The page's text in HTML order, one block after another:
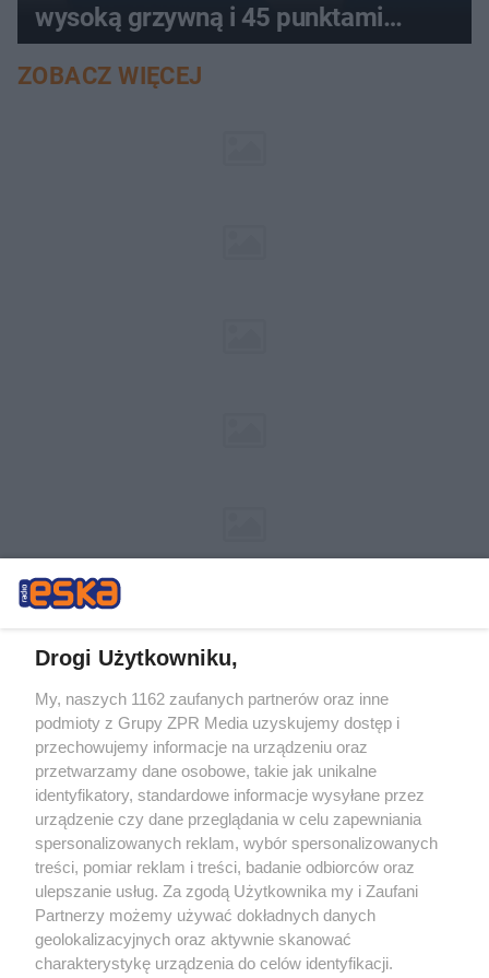
wysoką grzywną i 45 punktami
karnymi
ZOBACZ WIĘCEJ
Żaden utwór zamieszczony w serwisie nie może być powielany i
rozpowszechniany lub dalej rozpowszechniany w jakikolwiek sposób (w
tym także elektroniczny lub mechaniczny) na jakimkolwiek polu
eksploatacji w jakiejkolwiek formie, włącznie z umieszczaniem w
Internecie bez pisemnej zgody właściciela praw. Jakiekolwiek użycie lub
wykorzystanie utworów w całości lub w części z naruszeniem prawa,
tzn. bez właściwej zgody, jest zabronione pod groźbą kary i może być
ścigane prawnie.
Drogi Użytkowniku,
My, naszych 1162 zaufanych partnerów oraz inne
podmioty z Grupy ZPR Media uzyskujemy dostęp i
przechowujemy informacje na urządzeniu oraz
przetwarzamy dane osobowe, takie jak unikalne
identyfikatory, standardowe informacje wysyłane przez
urządzenie czy dane przeglądania w celu zapewniania
spersonalizowanych reklam, wybór spersonalizowanych
treści, pomiar reklam i treści, badanie odbiorców oraz
ulepszanie usług. Za zgodą Użytkownika my i Zaufani
Partnerzy możemy używać dokładnych danych
geolokalizacyjnych oraz aktywnie skanować
charakterystykę urządzenia do celów identyfikacji.